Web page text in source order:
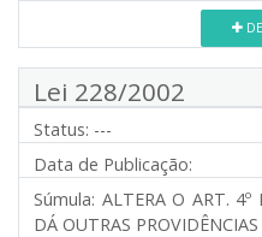
Lei 228/2002
Status: ---
Data de Publicação:
Súmula: ALTERA O ART.
DÁ OUTRAS PROVIDÊNCIAS